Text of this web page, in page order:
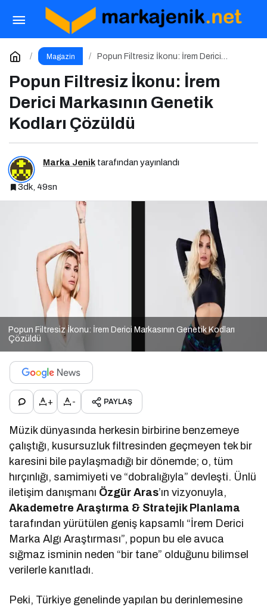
Magazin
Popun Filtresiz İkonu: İrem Derici
Popun Filtresiz İkonu: İrem
Derici Markasının Genetik
Kodları Çözüldü
Marka Jenik tarafından yayınlandı
3dk, 49sn
Popun Filtresiz İkonu: İrem Derici Markasının Genetik Kodları
Çözüldü
+ - PAYLAŞ
Müzik dünyasında herkesin birbirine benzemeye
çalıştığı, kusursuzluk filtresinden geçmeyen tek bir
karesini bile paylaşmadığı bir dönemde; o, tüm
hırçınlığı, samimiyeti ve “dobralığıyla” devleşti. Ünlü
iletişim danışmanı Özgür Aras’ın vizyonuyla,
Akademetre Araştırma & Stratejik Planlama
tarafından yürütülen geniş kapsamlı “İrem Derici
Marka Algı Araştırması”, popun bu ele avuca
sığmaz isminin neden “bir tane” olduğunu bilimsel
verilerle kanıtladı.
Peki, Türkiye genelinde yapılan bu derinlemesine
Japon Metal Fırtınası İstanbul’a Geliyor
Yorum Yap